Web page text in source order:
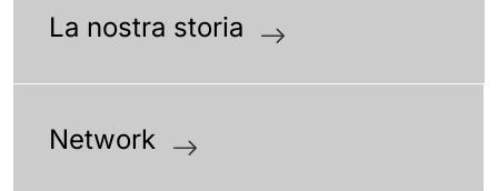
La nostra storia
Network